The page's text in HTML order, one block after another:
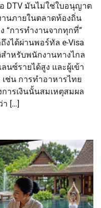
DTV มันไม่ใช่ใบอนุญาต
านภายในตลาดท้องถิ่น
“การทำงานจากทุกที่”
งได้ผ่านพอร์ทัล e-Visa
ำหรับพนักงานทางไกล
นซ์รายได้สูง และผู้เข้า
ช่น การทำอาหารไทย
ารเงินนั้นสมเหตุสมผล
[…]